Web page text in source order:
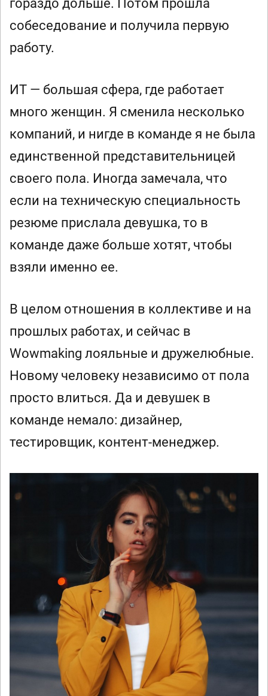
гораздо дольше. Потом прошла
собеседование и получила первую
работу.
ИТ — большая сфера, где работает
много женщин. Я сменила несколько
компаний, и нигде в команде я не была
единственной представительницей
своего пола. Иногда замечала, что
если на техническую специальность
резюме прислала девушка, то в
команде даже больше хотят, чтобы
взяли именно ее.
В целом отношения в коллективе и на
прошлых работах, и сейчас в
Wowmaking лояльные и дружелюбные.
Новому человеку независимо от пола
просто влиться. Да и девушек в
команде немало: дизайнер,
тестировщик, контент-менеджер.